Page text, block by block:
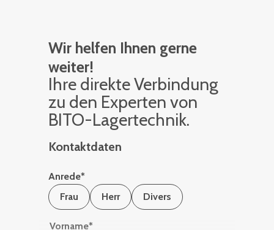
Wir helfen Ihnen gerne
weiter!
Ihre di­rek­te Ver­bin­dung
zu den Ex­per­ten von
BITO-La­ger­tech­nik.
Kontaktdaten
Anrede*
Frau
Herr Divers
Vorname*